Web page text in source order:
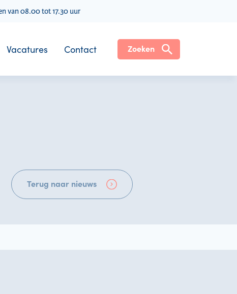
van 08.00 tot 17.30 uur
Vacatures Contact Zoeken
Terug naar nieuws